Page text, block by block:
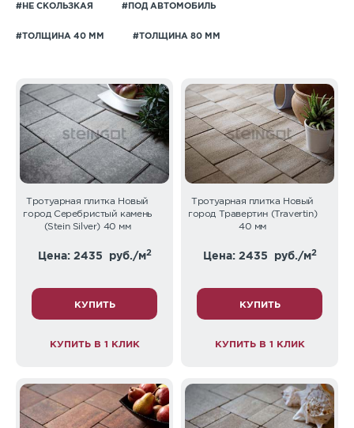
#НЕ СКОЛЬЗКАЯ #ПОД АВТОМОБИЛЬ
#ТОЛЩИНА 40 ММ #ТОЛЩИНА 80 ММ
Тротуарная плитка Новый
город Серебристый камень
(Stein Silver) 40 мм
Цена: 2435 руб./м2
КУПИТЬ
КУПИТЬ В 1 КЛИК
Тротуарная плитка Новый
город Травертин (Travertin)
40 мм
Цена: 2435 руб./м2
КУПИТЬ
КУПИТЬ В 1 КЛИК